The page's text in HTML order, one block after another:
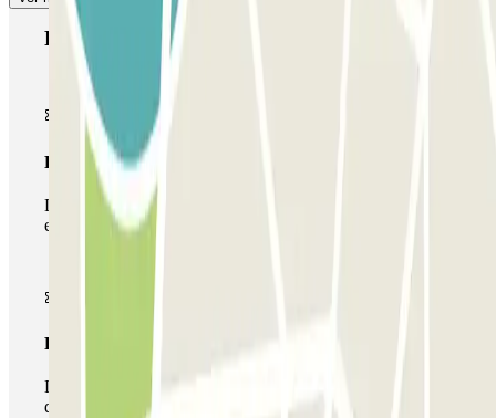
Produtos Parclick
Passe simples
Durante a sua estadia, só poderá entrar e sair do parque de
estacionamento uma vez.
Passe multiestacionamento
Durante a sua estadia, pode utilizar toda a rede de parques
de estacionamento deste operador disponível em Parclick.